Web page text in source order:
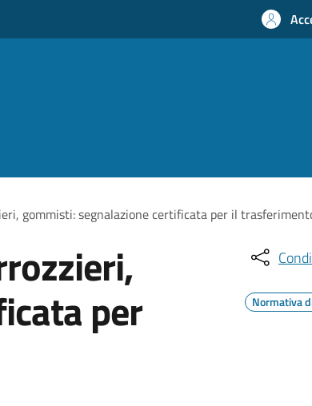
gommisti: segnalazione certificata per il
per Normativa